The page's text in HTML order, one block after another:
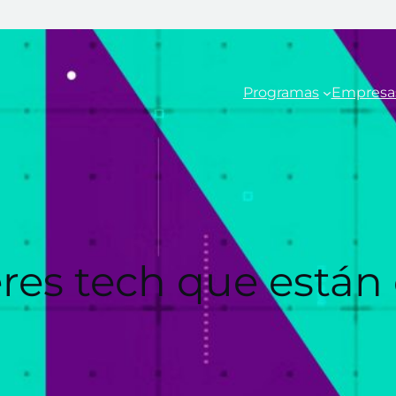
Programas
tech que